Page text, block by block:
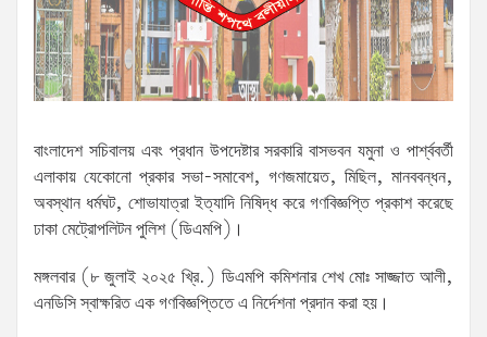
বাংলাদেশ সচিবালয় এবং প্রধান উপদেষ্টার সরকারি বাসভবন যমুনা ও পার্শ্ববর্তী
এলাকায় যেকোনো প্রকার সভা-সমাবেশ, গণজমায়েত, মিছিল, মানববন্ধন,
অবস্থান ধর্মঘট, শোভাযাত্রা ইত্যাদি নিষিদ্ধ করে গণবিজ্ঞপ্তি প্রকাশ করেছে
ঢাকা মেট্রোপলিটন পুলিশ (ডিএমপি)।
মঙ্গলবার (৮ জুলাই ২০২৫ খ্রি.) ডিএমপি কমিশনার শেখ মোঃ সাজ্জাত আলী,
এনডিসি স্বাক্ষরিত এক গণবিজ্ঞপ্তিতে এ নির্দেশনা প্রদান করা হয়।